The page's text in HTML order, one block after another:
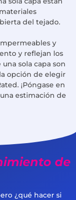
del tejado.
y
y reflejan los
sola capa son
opción de elegir
¡Póngase en
estimación de
de
¿qué hacer si